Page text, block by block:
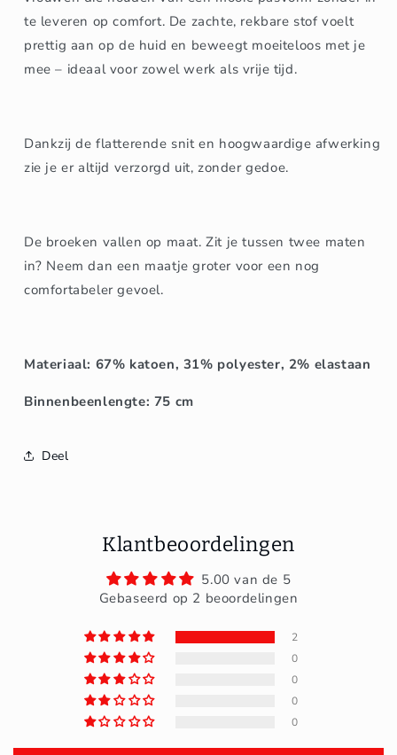
te leveren op comfort. De zachte, rekbare stof voelt
prettig aan op de huid en beweegt moeiteloos met je
mee – ideaal voor zowel werk als vrije tijd.
Dankzij de flatterende snit en hoogwaardige afwerking
zie je er altijd verzorgd uit, zonder gedoe.
De broeken vallen op maat. Zit je tussen twee maten
in? Neem dan een maatje groter voor een nog
comfortabeler gevoel.
Materiaal: 67% katoen, 31% polyester, 2% elastaan
Binnenbeenlengte: 75 cm
Deel
Klantbeoordelingen
5.00 van de 5
Gebaseerd op 2 beoordelingen
2
0
0
0
0